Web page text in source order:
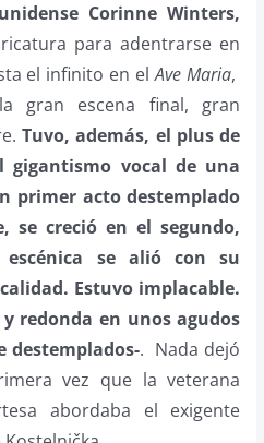
Corinne Winters,
para adentrarse en
el infinito en elAve Maria,
gran escena final, gran
Tuvo, además, el plus de
gigantismo vocal de una
primer acto destemplado
se creció en el segundo,
escénica se alió con su
Estuvo implacable.
redonda en unos agudos
destemplados-. Nada dejó
vez que la veterana
abordaba el exigente